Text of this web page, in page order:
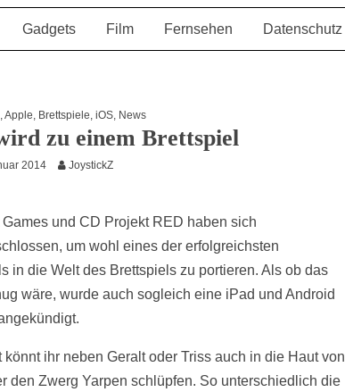
Gadgets Film Fernsehen Datenschutz
,Apple, Brettspiele, iOS, News
zu einem Brettspiel
2014 JoystickZ
und CD Projekt RED haben sich
um wohl eines der erfolgreichsten
in die Welt des Brettspiels zu portieren. Als ob das
wäre, wurde auch sogleich eine iPad und Android
könnt ihr neben Geralt oder Triss auch in die Haut von
den Zwerg Yarpen schlüpfen. So unterschiedlich die